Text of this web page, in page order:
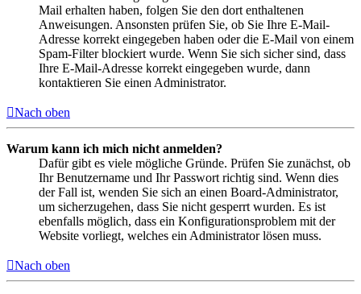
Mail erhalten haben, folgen Sie den dort enthaltenen
Anweisungen. Ansonsten prüfen Sie, ob Sie Ihre E-Mail-
Adresse korrekt eingegeben haben oder die E-Mail von einem
Spam-Filter blockiert wurde. Wenn Sie sich sicher sind, dass
Ihre E-Mail-Adresse korrekt eingegeben wurde, dann
kontaktieren Sie einen Administrator.
Nach oben
Warum kann ich mich nicht anmelden?
Dafür gibt es viele mögliche Gründe. Prüfen Sie zunächst, ob
Ihr Benutzername und Ihr Passwort richtig sind. Wenn dies
der Fall ist, wenden Sie sich an einen Board-Administrator,
um sicherzugehen, dass Sie nicht gesperrt wurden. Es ist
ebenfalls möglich, dass ein Konfigurationsproblem mit der
Website vorliegt, welches ein Administrator lösen muss.
Nach oben